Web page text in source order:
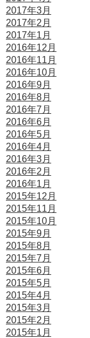
2017年3月
2017年2月
2017年1月
2016年12月
2016年11月
2016年10月
2016年9月
2016年8月
2016年7月
2016年6月
2016年5月
2016年4月
2016年3月
2016年2月
2016年1月
2015年12月
2015年11月
2015年10月
2015年9月
2015年8月
2015年7月
2015年6月
2015年5月
2015年4月
2015年3月
2015年2月
2015年1月